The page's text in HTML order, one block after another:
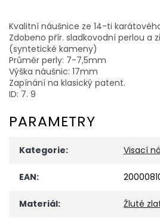
Kvalitní náušnice ze 14-ti
Zdobeno přír. sladkovodní perlou a
(syntetické kameny)
Průměr perly: 7-7,5mm
Výška náušnic: 17mm
Zapínání na klasický patent.
ID: 7. 9
PARAMETRY
Kategorie: Visací
EAN:
Materiál: Žluté